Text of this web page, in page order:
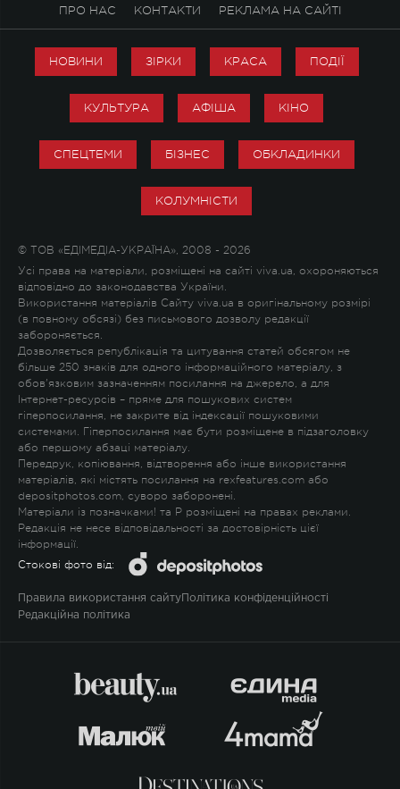
ПРО НАС КОНТАКТИ РЕКЛАМА НА САЙТІ
НОВИНИ ЗІРКИ КРАСА ПОДІЇ
КУЛЬТУРА АФІША КІНО
СПЕЦТЕМИ БІЗНЕС ОБКЛАДИНКИ
КОЛУМНІСТИ
© ТОВ «ЕДІМЕДІА-УКРАЇНА», 2008 - 2026
Усі права на матеріали, розміщені на сайті viva.ua, охороняються
відповідно до законодавства України.
Використання матеріалів Сайту viva.ua в оригінальному розмірі
(в повному обсязі) без письмового дозволу редакції
забороняється.
Дозволяється републікація та цитування статей обсягом не
більше 250 знаків для одного інформаційного матеріалу, з
обов'язковим зазначенням посилання на джерело, а для
Інтернет-ресурсів – пряме для пошукових систем
гіперпосилання, не закрите від індексації пошуковими
системами. Гіперпосилання має бути розміщене в підзаголовку
або першому абзаці матеріалу.
Передрук, копіювання, відтворення або інше використання
матеріалів, які містять посилання на rexfeatures.com або
depositphotos.com, суворо заборонені.
Матеріали із позначками! та P розміщені на правах реклами.
Редакція не несе відповідальності за достовірність цієї
інформації.
Стокові фото від:
Правила використання сайту Політика конфіденційності
Редакційна політика